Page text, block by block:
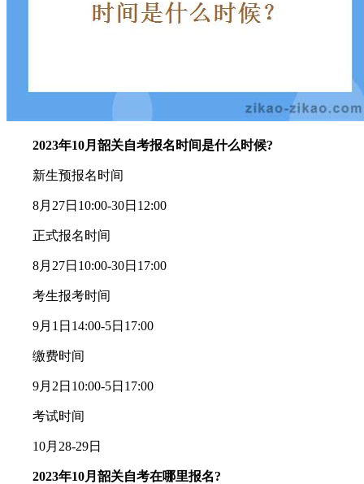
2023年10月韶关自考报名时间是什么时候?
新生预报名时间
8月27日10:00-30日12:00
正式报名时间
8月27日10:00-30日17:00
考生报考时间
9月1日14:00-5日17:00
缴费时间
9月2日10:00-5日17:00
考试时间
10月28-29日
2023年10月韶关自考在哪里报名?